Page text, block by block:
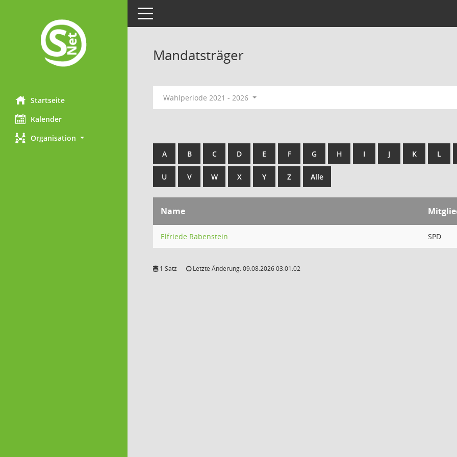
Startseite
Kalender
Organisation
Toggle navigation
Mandatsträger
Wahlperiode 2021 - 2026
A B C D E F G H I J K L
U V W X Y Z Alle
Name
Elfriede Rabenstein SPD
1 Satz Letzte Änderung: 09.08.2026 03:01:02